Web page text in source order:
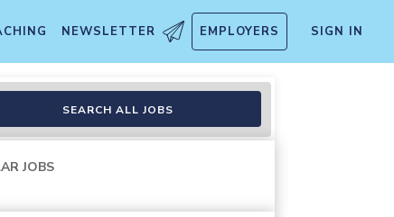
NEWSLETTER EMPLOYERS SIGN IN
SEARCH ALL JOBS
JOBS